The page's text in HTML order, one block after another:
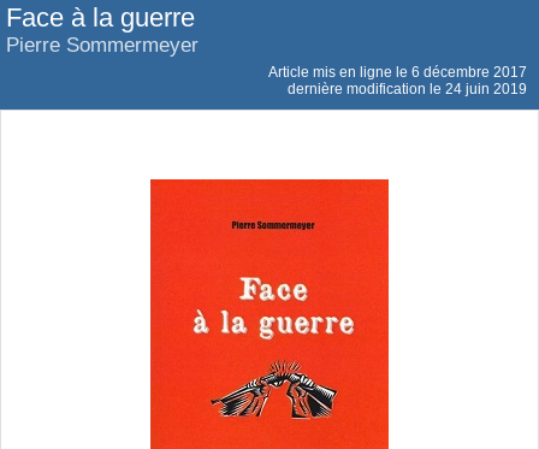
Face à la guerre
Pierre Sommermeyer
Article mis en ligne le 6 décembre 2017
dernière modification le 24 juin 2019